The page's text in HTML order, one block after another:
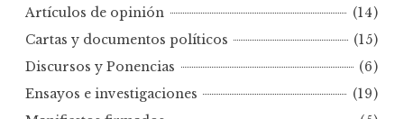
s
p
f
Artículos de opinión
(14)
Cartas y documentos políticos
(15)
Discursos y Ponencias
(6)
Ensayos e investigaciones
(19)